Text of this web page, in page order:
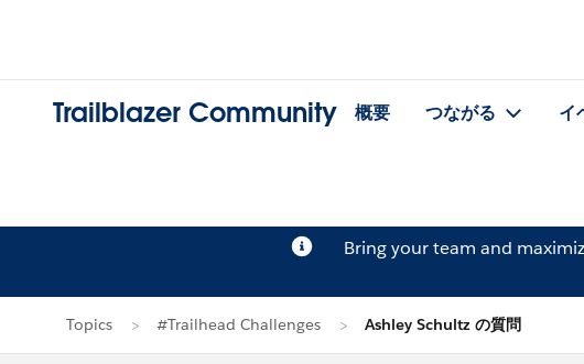
Trailblazer Community 概要 つながる イ
Bring your team and
Topics #Trailhead Challenges Ashley Schultz の質問